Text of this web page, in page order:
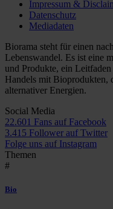
Impressum &
Datenschutz
Mediadaten
Biorama steht für einen
Lebenswandel. Es ist eine
und Produkte, ein
Handels mit Bioprodukten,
alternativer Energien.
Social Media
22.601 Fans auf Facebook
3.415 Follower auf Twitter
Folge uns auf Instagram
Themen
#
Bio